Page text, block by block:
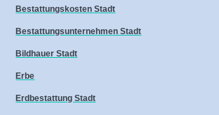
Bestattungskosten Stadt
Bestattungsunternehmen Stadt
Bildhauer Stadt
Erbe
Erdbestattung Stadt